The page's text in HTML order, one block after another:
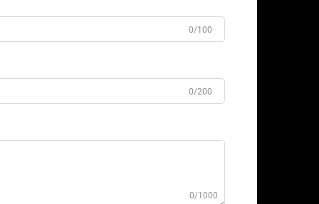
0/100
0/200
0/1000